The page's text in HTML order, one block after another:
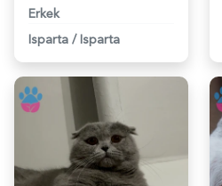
Erkek
Isparta / Isparta